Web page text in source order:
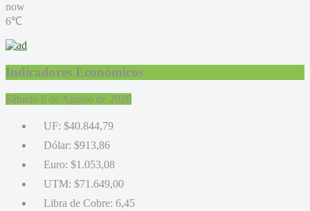
now
6℃
Indicadores Económicos
Sábado 8 de Agosto de 2026
UF: $40.844,79
Dólar: $913,86
Euro: $1.053,08
UTM: $71.649,00
Libra de Cobre: 6,45